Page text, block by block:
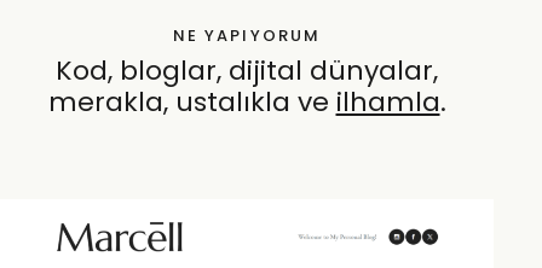
NE YAPIYORUM
Kod, bloglar, dijital dünyalar,
merakla, ustalıkla veöze.